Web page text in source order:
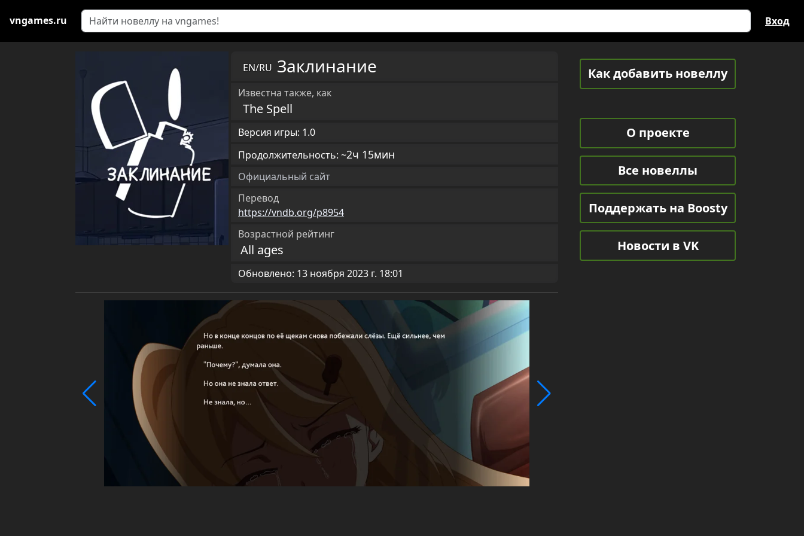
vngames.ru Вход
EN/RU Заклинание
Известна также, как
The Spell
Версия игры: 1.0
Продолжительность: ~2ч 15мин
Официальный сайт
Перевод
https://vndb.org/p8954
Возрастной рейтинг
All ages
Обновлено: 13 ноября 2023 г. 18:01
Как добавить новеллу
О проекте
Все новеллы
Поддержать на Boosty
Новости в VK